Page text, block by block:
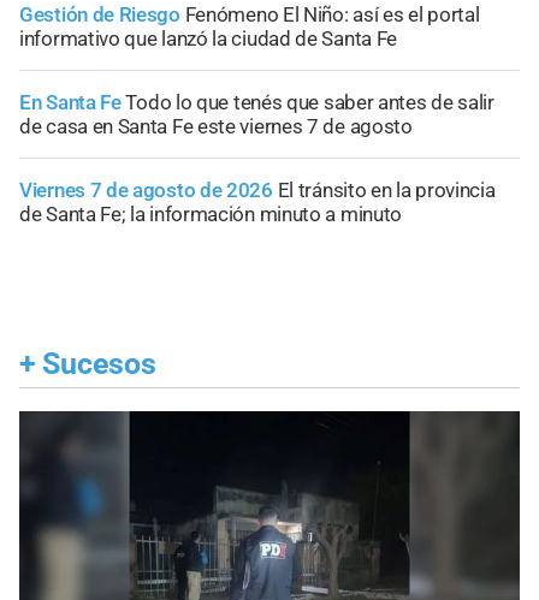
Gestión de Riesgo Fenómeno El Niño: así es el portal
informativo que lanzó la ciudad de Santa Fe
En Santa FeTodo lo que tenés que saber antes de salir
de casa en Santa Fe este viernes 7 de agosto
Viernes 7 de agosto de 2026 El tránsito en la provincia
de Santa Fe; la información minuto a minuto
+ Sucesos